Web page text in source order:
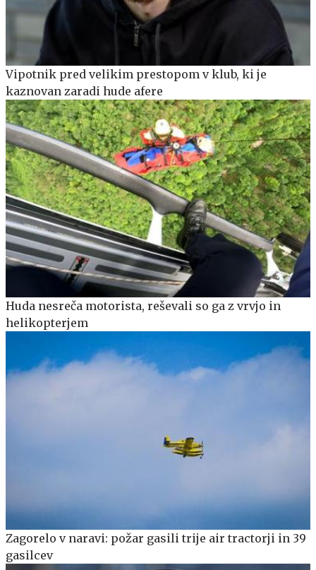
Vipotnik pred velikim prestopom v klub, ki je
kaznovan zaradi hude afere
Huda nesreča motorista, reševali so ga z vrvjo in
helikopterjem
Zagorelo v naravi: požar gasili trije air tractorji in 39
gasilcev